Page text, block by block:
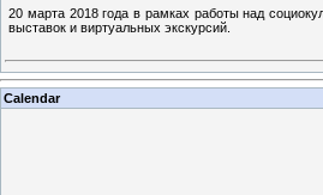
20 марта 2018 года в рамках работы над
выставок и виртуальных экскурсий.
Calendar